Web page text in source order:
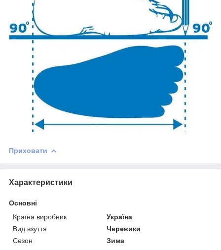
Приховати
Характеристики
Основні
Країна виробник
Україна
Вид взуття
Черевики
Сезон
Зима